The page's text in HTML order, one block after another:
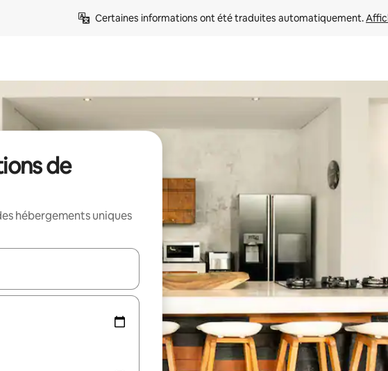
Certaines informations ont été traduites automatiquement.
de
hébergements uniques
utilisez les flèches vers le haut et vers le bas pour les parcourir ou en